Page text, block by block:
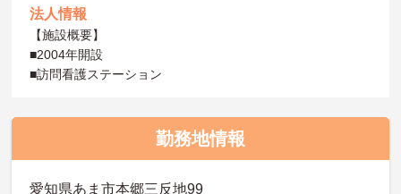
法人情報
【施設概要】
■2004年開設
■訪問看護ステーション
勤務地情報
愛知県あま市本郷三反地99